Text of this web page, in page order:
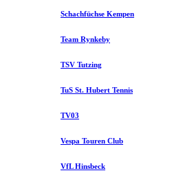
Schachfüchse Kempen
Team Rynkeby
TSV Tutzing
TuS St. Hubert Tennis
TV03
Vespa Touren Club
VfL Hinsbeck